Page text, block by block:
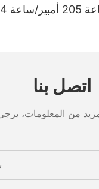
أمبير/
بطارية تخزين
اتصل بنا